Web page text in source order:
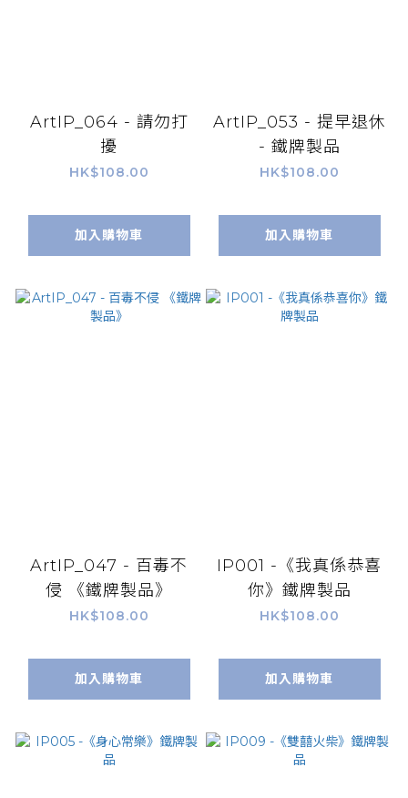
ArtIP_064 - 請勿打
擾
HK$108.00
加入購物車
ArtIP_053 - 提早退休
- 鐵牌製品
HK$108.00
加入購物車
ArtIP_047 - 百毒不
侵 《鐵牌製品》
HK$108.00
加入購物車
IP001 -《我真係恭喜
你》鐵牌製品
HK$108.00
加入購物車